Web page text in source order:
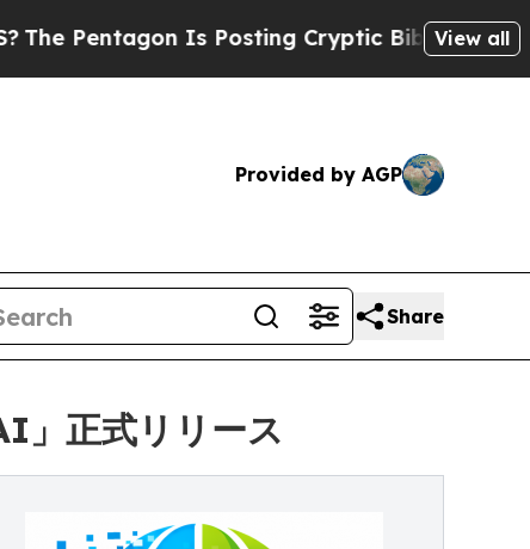
Is Posting Cryptic Biblical Messages
View all
Provided by AGP
Share
」正式リリース